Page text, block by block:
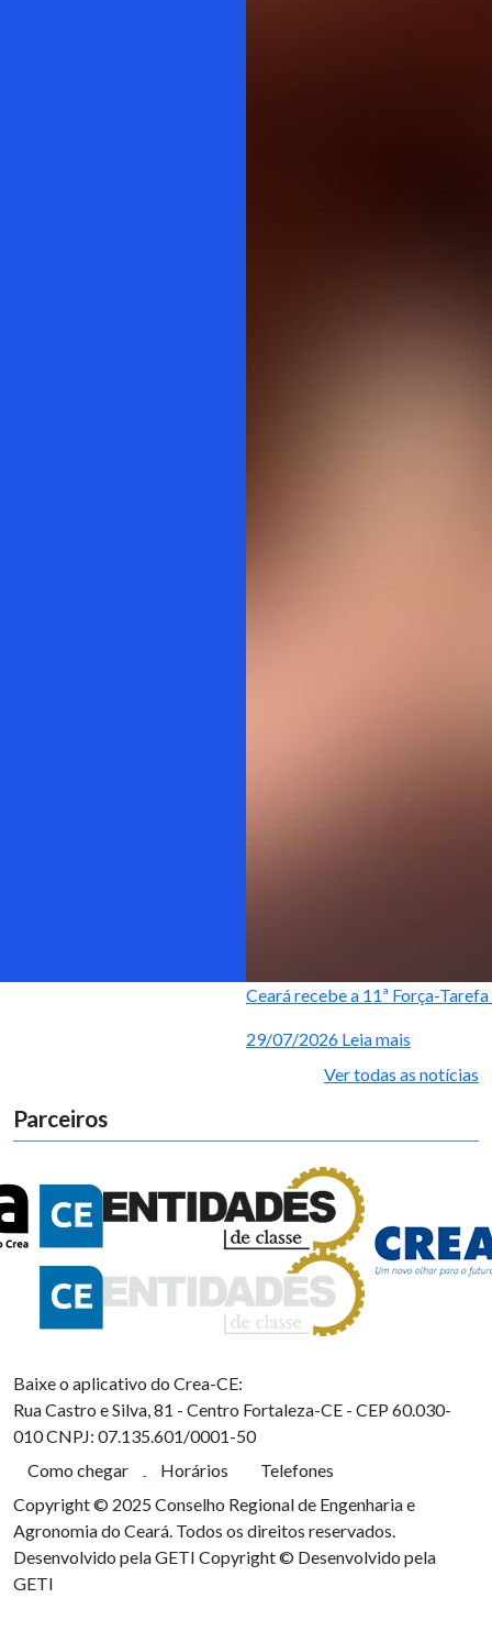
Ceará recebe a 11ª Força-
29/07/2026 Leia mais
Ver todas as notícias
Parceiros
Baixe o aplicativo do Crea-CE:
Rua Castro e Silva, 81 - Centro Fortaleza-CE - CEP 60.030-
010CNPJ: 07.135.601/0001-50
Como chegar
Horários
Telefones
Copyright © 2025 Conselho Regional de Engenharia e
Agronomia do Ceará. Todos os direitos reservados.
Desenvolvido pela GETI Copyright © Desenvolvido pela
GETI